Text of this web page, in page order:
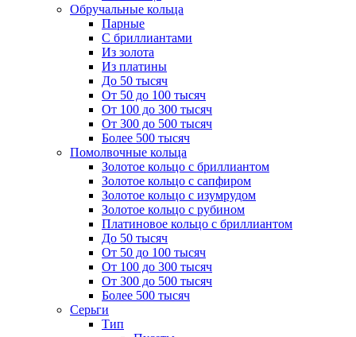
Обручальные кольца
Парные
С бриллиантами
Из золота
Из платины
До 50 тысяч
От 50 до 100 тысяч
От 100 до 300 тысяч
От 300 до 500 тысяч
Более 500 тысяч
Помолвочные кольца
Золотое кольцо с бриллиантом
Золотое кольцо с сапфиром
Золотое кольцо с изумрудом
Золотое кольцо с рубином
Платиновое кольцо с бриллиантом
До 50 тысяч
От 50 до 100 тысяч
От 100 до 300 тысяч
От 300 до 500 тысяч
Более 500 тысяч
Серьги
Тип